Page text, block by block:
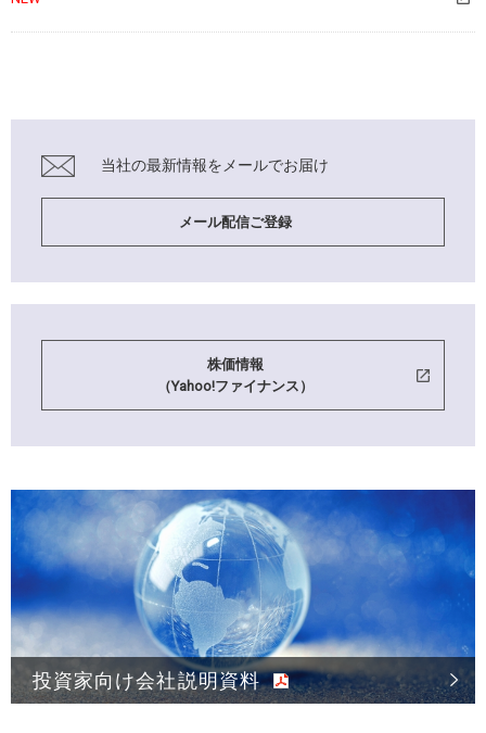
メール配信ご登録
当社の最新情報を メールでお届け
株価情報
（Yahoo!ファイナンス）
投資家向け会社説明資料